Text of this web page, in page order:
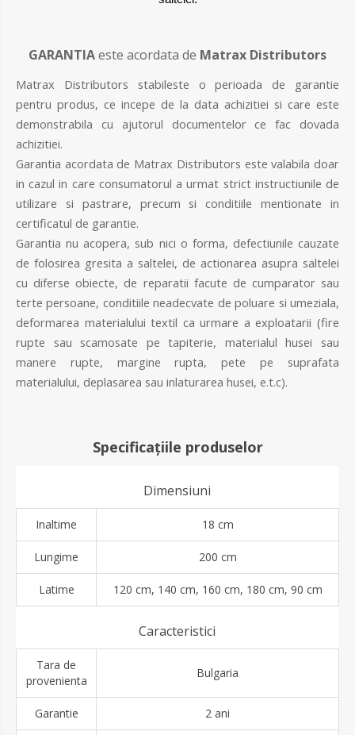
GARANTIAeste acordata de Matrax Distributors
Matrax Distributors stabileste o perioada de garantie
pentru produs, ce incepe de la data achizitiei si care este
demonstrabila cu ajutorul documentelor ce fac dovada
achizitiei.
Garantia acordata de Matrax Distributors este valabila doar
in cazul in care consumatorul a urmat strict instructiunile de
utilizare si pastrare, precum si conditiile mentionate in
certificatul de garantie.
Garantia nu acopera, sub nici o forma, defectiunile cauzate
de folosirea gresita a saltelei, de actionarea asupra saltelei
cu diferse obiecte, de reparatii facute de cumparator sau
terte persoane, conditiile neadecvate de poluare si umeziala,
deformarea materialului textil ca urmare a exploatarii (fire
rupte sau scamosate pe tapiterie, materialul husei sau
manere rupte, margine rupta, pete pe suprafata
materialului, deplasarea sau inlaturarea husei, e.t.c).
Specificațiile produselor
Dimensiuni
Inaltime 18 cm
Lungime 200 cm
Latime 120 cm, 140 cm, 160 cm, 180 cm, 90 cm
Caracteristici
Tara de
provenienta
Bulgaria
Garantie 2 ani